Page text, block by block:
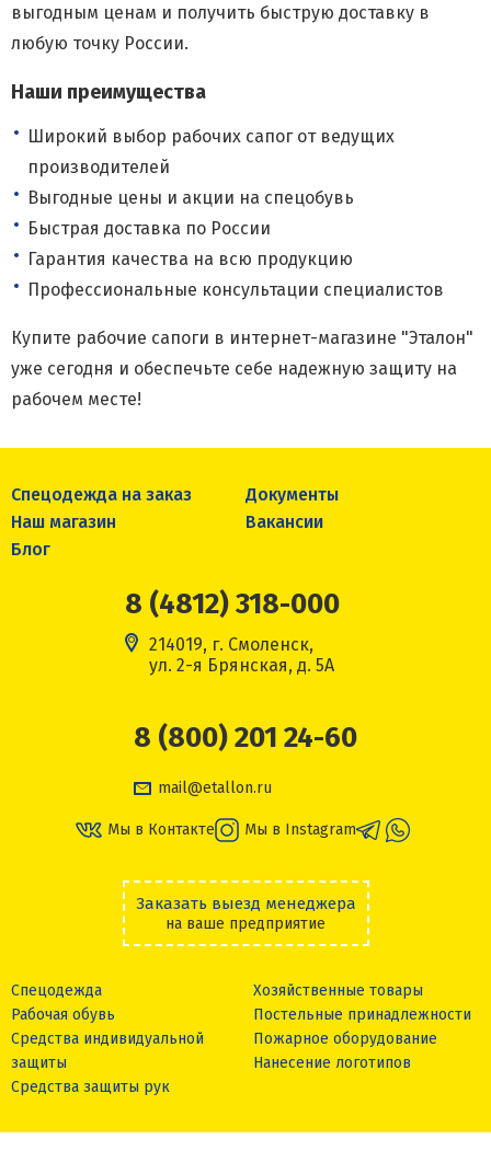
выгодным ценам и получить быструю доставку в
любую точку России.
Наши преимущества
Широкий выбор рабочих сапог от ведущих
производителей
Выгодные цены и акции на спецобувь
Быстрая доставка по России
Гарантия качества на всю продукцию
Профессиональные консультации специалистов
Купите рабочие сапоги в интернет-магазине "Эталон"
уже сегодня и обеспечьте себе надежную защиту на
рабочем месте!
Спецодежда на заказ
Документы
Наш магазин
Вакансии
Блог
8 (4812) 318-000
214019, г. Смоленск,
ул. 2-я Брянская, д. 5А
8 (800) 201 24-60
mail@etallon.ru
Мы в Контакте Мы в Instagram
Заказать выезд менеджера
на ваше предприятие
Спецодежда
Рабочая обувь
Средства индивидуальной
защиты
Средства защиты рук
Хозяйственные товары
Постельные принадлежности
Пожарное оборудование
Нанесение логотипов